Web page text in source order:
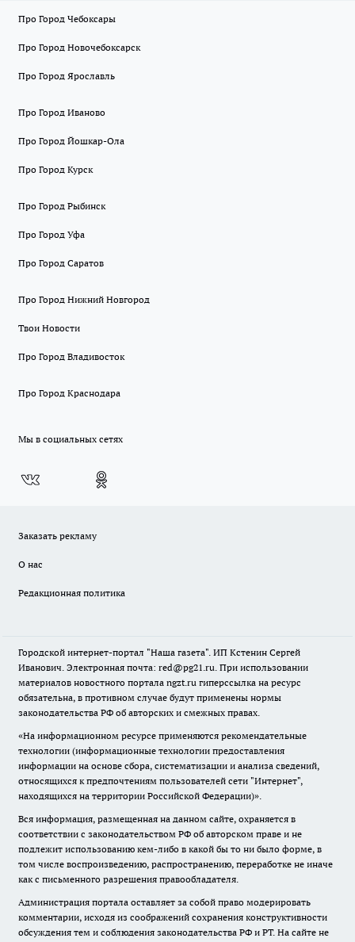
Про Город Чебоксары
Про Город Новочебоксарск
Про Город Ярославль
Про Город Иваново
Про Город Йошкар-Ола
Про Город Курск
Про Город Рыбинск
Про Город Уфа
Про Город Саратов
Про Город Нижний Новгород
Твои Новости
Про Город Владивосток
Про Город Краснодара
Мы в социальных сетях
Заказать рекламу
О нас
Редакционная политика
Городской интернет-портал "Наша газета". ИП Кстенин Сергей
Иванович. Электронная почта: red@pg21.ru. При использовании
материалов новостного портала ngzt.ru гиперссылка на ресурс
обязательна, в противном случае будут применены нормы
законодательства РФ об авторских и смежных правах.
«На информационном ресурсе применяются рекомендательные
технологии (информационные технологии предоставления
информации на основе сбора, систематизации и анализа сведений,
относящихся к предпочтениям пользователей сети "Интернет",
находящихся на территории Российской Федерации)».
Вся информация, размещенная на данном сайте, охраняется в
соответствии с законодательством РФ об авторском праве и не
подлежит использованию кем-либо в какой бы то ни было форме, в
том числе воспроизведению, распространению, переработке не иначе
как с письменного разрешения правообладателя.
Администрация портала оставляет за собой право модерировать
комментарии, исходя из соображений сохранения конструктивности
обсуждения тем и соблюдения законодательства РФ и РТ. На сайте не